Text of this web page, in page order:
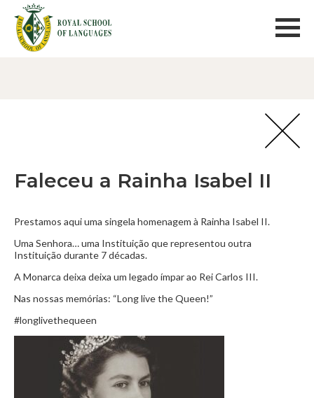
Faleceu a Rainha Isabel II
Prestamos aqui uma singela homenagem à Rainha Isabel II.
Uma Senhora… uma Instituição que representou outra
Instituição durante 7 décadas.
A Monarca deixa deixa um legado ímpar ao Rei Carlos III.
Nas nossas memórias: “Long live the Queen!”
#longlivethequeen